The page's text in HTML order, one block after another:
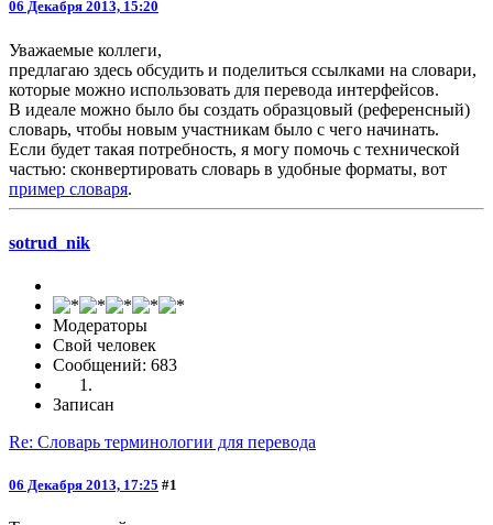
06 Декабря 2013, 15:20
Уважаемые коллеги,
предлагаю здесь обсудить и поделиться ссылками на словари,
которые можно использовать для перевода интерфейсов.
В идеале можно было бы создать образцовый (референсный)
словарь, чтобы новым участникам было с чего начинать.
Если будет такая потребность, я могу помочь с технической
частью: сконвертировать словарь в удобные форматы, вот
пример словаря.
sotrud_nik
Модераторы
Свой человек
Сообщений: 683
Записан
Re: Словарь терминологии для перевода
06 Декабря 2013, 17:25 #1